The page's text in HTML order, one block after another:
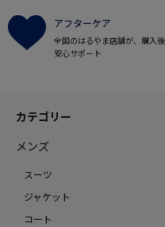
アフターケア
全国のはるやま店舗が、購入
安心サポート
カテゴリー
メンズ
スーツ
ジャケット
コート